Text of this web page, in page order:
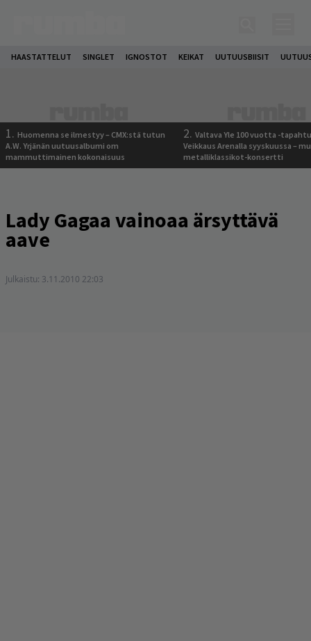
HAASTATTELUT SINGLET IGNOSTOT KEIKAT UUTUUSBIISIT
1. Huomenna se ilmestyy – CMX:stä tutun
A.W. Yrjänän uutuusalbumi om
mammuttimainen kokonaisuus
2. Valtava Yle 100 vuotta -
Veikkaus Arenalla syyskuussa –
metalliklassikot-konsertti
Lady Gagaa vainoaa ärsyttävä
aave
Julkaistu: 3.11.2010 22:03